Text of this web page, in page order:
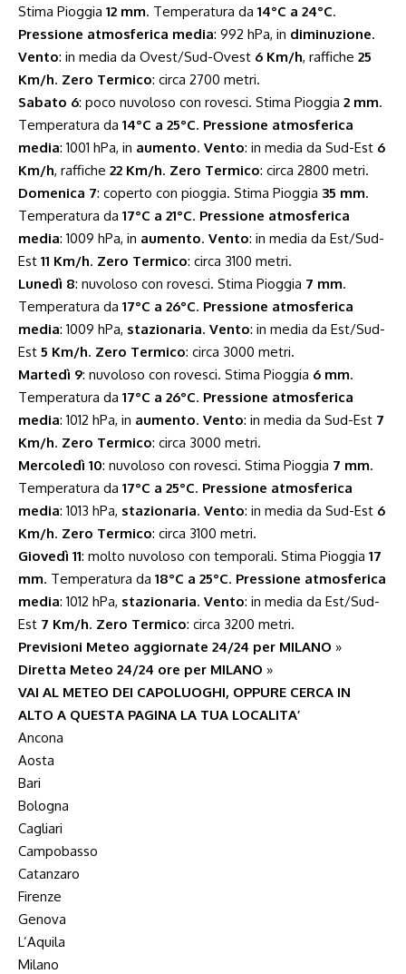
Stima Pioggia 12 mm. Temperatura da 14°C a 24°C.
Pressione atmosferica media: 992 hPa, in diminuzione.
Vento: in media da Ovest/Sud-Ovest 6 Km/h, raffiche 25
Km/h. Zero Termico: circa 2700 metri.
Sabato 6: poco nuvoloso con rovesci. Stima Pioggia 2 mm.
Temperatura da 14°C a 25°C. Pressione atmosferica
media: 1001 hPa, in aumento. Vento: in media da Sud-Est 6
Km/h, raffiche 22 Km/h. Zero Termico: circa 2800 metri.
Domenica 7: coperto con pioggia. Stima Pioggia 35 mm.
Temperatura da 17°C a 21°C. Pressione atmosferica
media: 1009 hPa, in aumento. Vento: in media da Est/Sud-
Est 11 Km/h. Zero Termico: circa 3100 metri.
Lunedì 8: nuvoloso con rovesci. Stima Pioggia 7 mm.
Temperatura da 17°C a 26°C. Pressione atmosferica
media: 1009 hPa, stazionaria. Vento: in media da Est/Sud-
Est 5 Km/h. Zero Termico: circa 3000 metri.
Martedì 9: nuvoloso con rovesci. Stima Pioggia 6 mm.
Temperatura da 17°C a 26°C. Pressione atmosferica
media: 1012 hPa, in aumento. Vento: in media da Sud-Est 7
Km/h. Zero Termico: circa 3000 metri.
Mercoledì 10: nuvoloso con rovesci. Stima Pioggia 7 mm.
Temperatura da 17°C a 25°C. Pressione atmosferica
media: 1013 hPa, stazionaria. Vento: in media da Sud-Est 6
Km/h. Zero Termico: circa 3100 metri.
Giovedì 11: molto nuvoloso con temporali. Stima Pioggia 17
mm. Temperatura da 18°C a 25°C. Pressione atmosferica
media: 1012 hPa, stazionaria. Vento: in media da Est/Sud-
Est 7 Km/h. Zero Termico: circa 3200 metri.
Previsioni Meteo aggiornate 24/24 per MILANO »
Diretta Meteo 24/24 ore per MILANO »
VAI AL METEO DEI CAPOLUOGHI, OPPURE CERCA IN
ALTO A QUESTA PAGINA LA TUA LOCALITA’
Ancona
Aosta
Bari
Bologna
Cagliari
Campobasso
Catanzaro
Firenze
Genova
L’Aquila
Milano